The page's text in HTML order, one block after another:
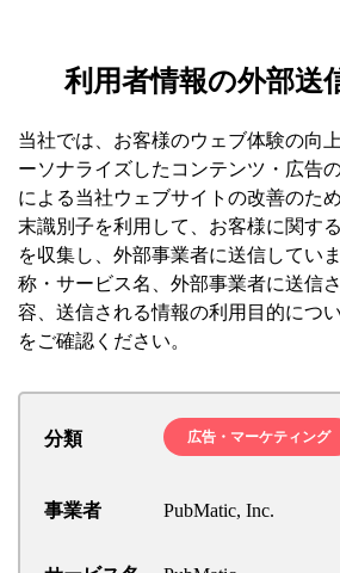
利用者情報の外部送
当社では、お客様のウェブ体験の向
ーソナライズしたコンテンツ・広告
による当社ウェブサイトの改善のた
末識別子を利用して、お客様に関す
を収集し、外部事業者に送信してい
称・サービス名、外部事業者に送信
容、送信される情報の利用目的につ
をご確認ください。
分類 広告・マーケティング
事業者 PubMatic, Inc.